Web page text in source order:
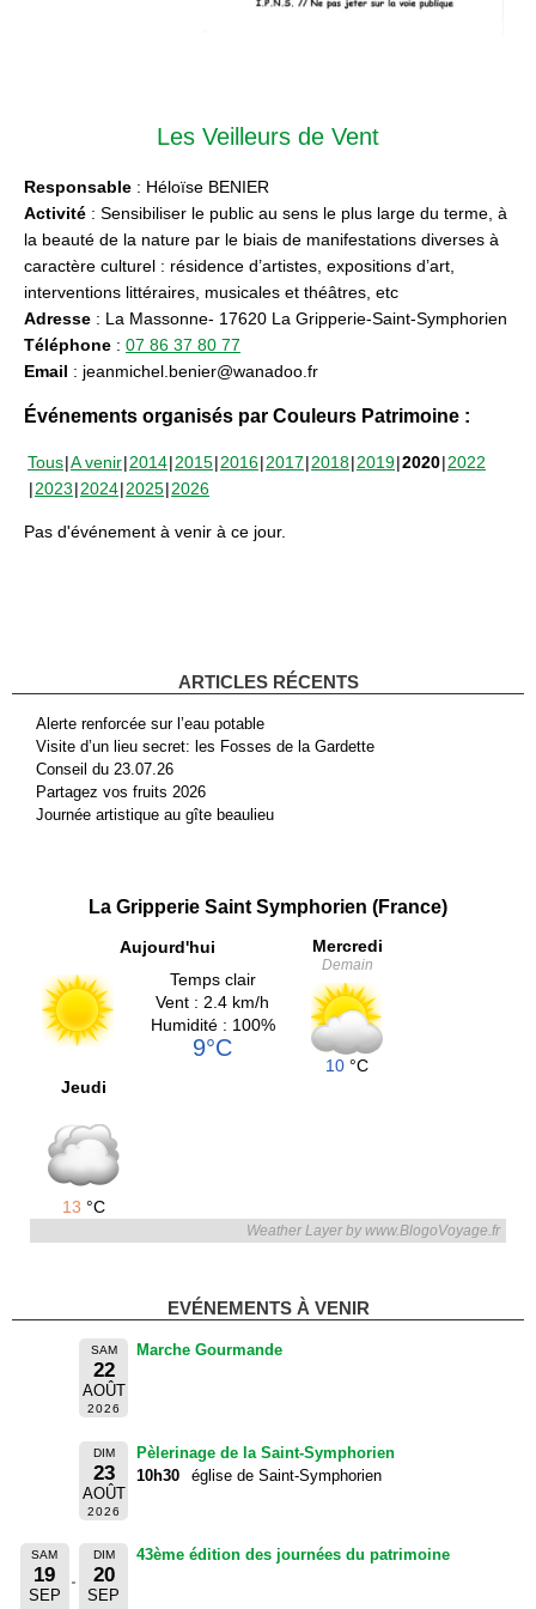
Les Veilleurs de Vent
Responsable : Héloïse BENIER
Activité : Sensibiliser le public au sens le plus large du terme, à
la beauté de la nature par le biais de manifestations diverses à
caractère culturel : résidence d’artistes, expositions d’art,
interventions littéraires, musicales et théâtres, etc
Adresse : La Massonne- 17620 La Gripperie-Saint-Symphorien
Téléphone : 07 86 37 80 77
Email : jeanmichel.benier@wanadoo.fr
Événements organisés par Couleurs Patrimoine :
Tous A venir 2014 2015 2016 2017 2018 2019 2020 2022
2023 2024 2025 2026
Pas d'événement à venir à ce jour.
ARTICLES RÉCENTS
Alerte renforcée sur l’eau potable
Visite d’un lieu secret: les Fosses de la Gardette
Conseil du 23.07.26
Partagez vos fruits 2026
Journée artistique au gîte beaulieu
La Gripperie Saint Symphorien (France)
Aujourd'hui
Temps clair
Vent : 2.4 km/h
Humidité : 100%
9°C
Mercredi
Demain
10 °C
Jeudi
13 °C
Weather Layer by www.BlogoVoyage.fr
EVÉNEMENTS À VENIR
SAM
22
AOÛT
2026
Marche Gourmande
DIM
23
AOÛT
2026
Pèlerinage de la Saint-Symphorien
10h30
église de Saint-Symphorien
SAM
19
SEP
DIM
20
SEP
43ème édition des journées du patrimoine